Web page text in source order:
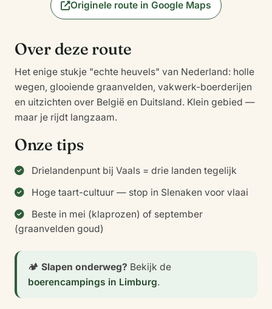
Originele route in Google Maps
Over deze route
Het enige stukje "echte heuvels" van Nederland: holle
wegen, glooiende graanvelden, vakwerk-boerderijen
en uitzichten over België en Duitsland. Klein gebied —
maar je rijdt langzaam.
Onze tips
Drielandenpunt bij Vaals = drie landen tegelijk
Hoge taart-cultuur — stop in Slenaken voor vlaai
Beste in mei (klaprozen) of september
(graanvelden goud)
🏕️ Slapen onderweg? Bekijk de
boerencampings in Limburg.